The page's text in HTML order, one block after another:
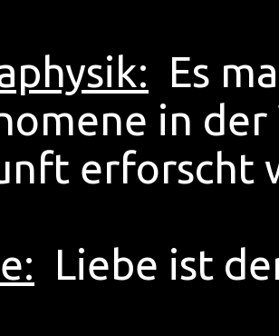
Es
in
erforscht
Liebe ist